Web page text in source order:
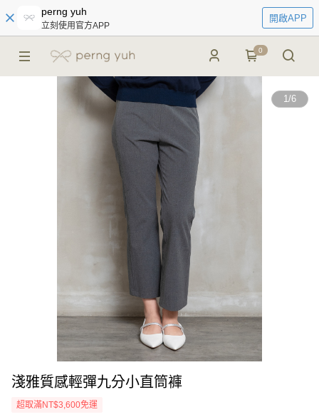
perng yuh
立刻使用官方APP
開啟APP
0
1/6
淺雅質感輕彈九分小直筒褲
超取滿NT$3,600免運